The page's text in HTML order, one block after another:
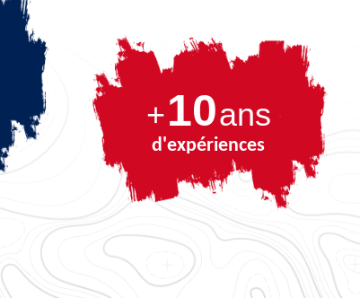
+10ans
d'expériences